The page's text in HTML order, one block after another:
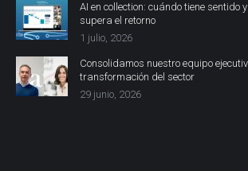
AI en collection: cuándo tiene sentido
supera el retorno
1 julio, 2026
Consolidamos nuestro equipo
transformación del sector
29 junio, 2026